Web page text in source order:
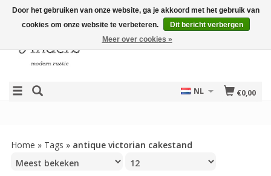
€0,00
NL
Home » Tags » antique victorian cakestand
Door het gebruiken van onze website, ga je akkoord met het gebruik van
cookies om onze website te verbeteren.
Dit bericht verbergen
Meer over cookies »